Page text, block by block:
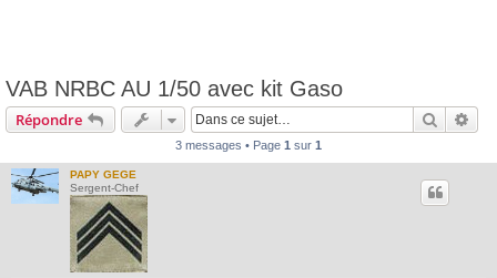
VAB NRBC AU 1/50 avec kit Gaso
Répondre
3 messages • Page 1 sur 1
PAPY GEGE
Sergent-Chef